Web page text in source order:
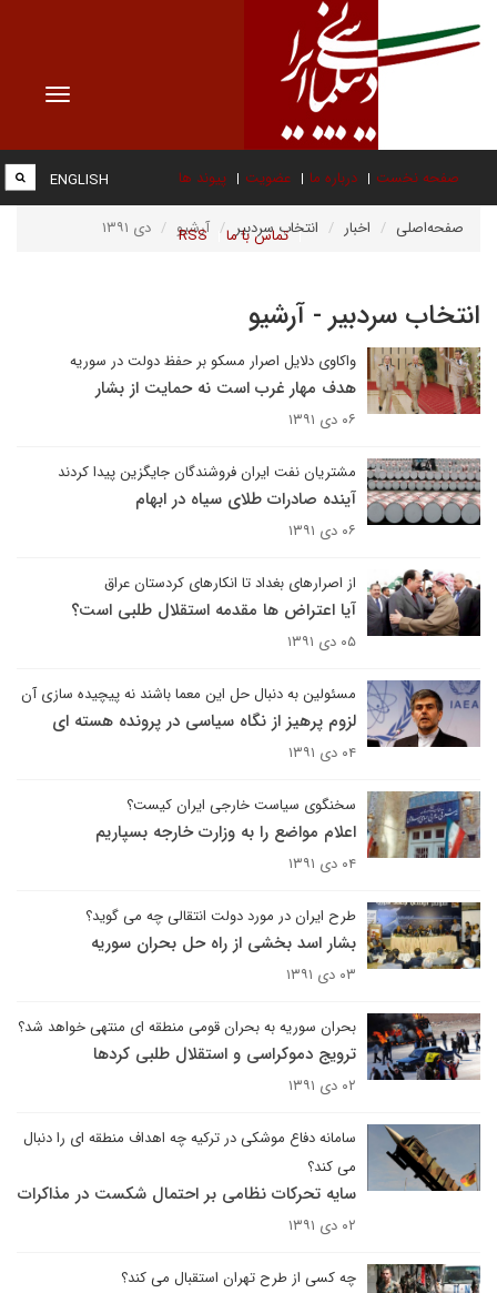
Toggle
صفحه نخست درباره ما عضویت پیوند ها
تماس با ما RSS
ENGLISH
صفحه‌اصلی اخبار انتخاب سردبیر آرشیو دی ۱۳۹۱
انتخاب سردبیر - آرشیو
واکاوی دلایل اصرار مسکو بر حفظ دولت در سوریه
هدف مهار غرب است نه حمایت از بشار
۰۶ دی ۱۳۹۱
مشتریان نفت ایران فروشندگان جایگزین پیدا کردند
آینده صادرات طلای سیاه در ابهام
۰۶ دی ۱۳۹۱
از اصرارهای بغداد تا انکارهای کردستان عراق
آیا اعتراض ها مقدمه استقلال طلبی است؟
۰۵ دی ۱۳۹۱
مسئولین به دنبال حل این معما باشند نه پیچیده سازی آن
لزوم پرهیز از نگاه سیاسی در پرونده هسته ای
۰۴ دی ۱۳۹۱
سخنگوی سیاست خارجی ایران کیست؟
اعلام مواضع را به وزارت خارجه بسپاریم
۰۴ دی ۱۳۹۱
طرح ایران در مورد دولت انتقالی چه می گوید؟
بشار اسد بخشی از راه حل بحران سوریه
۰۳ دی ۱۳۹۱
بحران سوریه به بحران قومی منطقه ای منتهی خواهد شد؟
ترویج دموکراسی و استقلال طلبی کردها
۰۲ دی ۱۳۹۱
سامانه دفاع موشکی در ترکیه چه اهداف منطقه ای را دنبال
می کند؟
سایه تحرکات نظامی بر احتمال شکست در مذاکرات
۰۲ دی ۱۳۹۱
چه کسی از طرح تهران استقبال می کند؟